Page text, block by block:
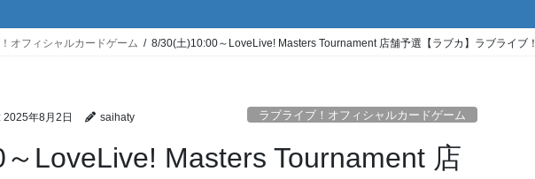
オフィシャルカードゲーム 8/30(土)10:00～LoveLive! Masters Tournament 店舗予選【ラブカ】ラブライブ！
2025年8月2日 saihaty ラブライブ！オフィシャルカードゲーム
LoveLive! Masters Tournament 店